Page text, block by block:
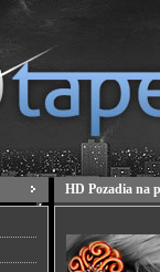
HD Pozadia na